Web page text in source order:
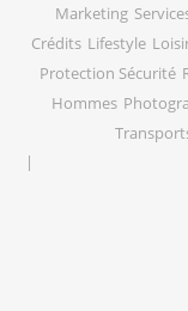
Marketing
Crédits Lifestyle
Protection Sécurité
Hommes